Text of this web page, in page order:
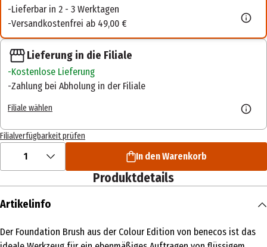
Lieferbar in 2 - 3 Werktagen
Versandkostenfrei ab 49,00 €
Lieferung in die Filiale
Kostenlose Lieferung
Zahlung bei Abholung in der Filiale
Filiale wählen
Filialverfügbarkeit prüfen
1 In den Warenkorb
Produktdetails
Artikelinfo
Der Foundation Brush aus der Colour Edition von benecos ist das